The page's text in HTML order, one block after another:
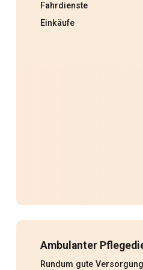
Fahrdienste
Einkäufe
Ambulanter
Rundum gute